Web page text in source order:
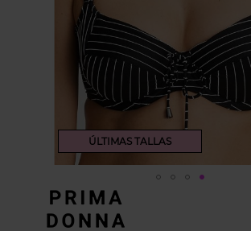
ÚLTIMAS TALLAS